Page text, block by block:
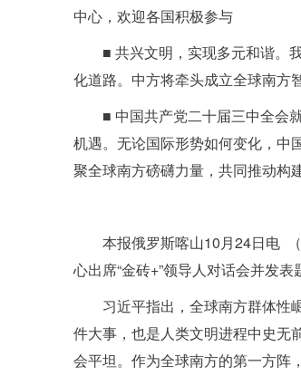
中心，欢迎各国积极参与
■ 共兴文明，实现多元和谐。
化道路。中方将牵头成立全球南方
■ 中国共产党二十届三中全会
机遇。无论国际形势如何变化，中
聚全球南方磅礴力量，共同推动构
本报俄罗斯喀山10月24日电
心出席“金砖+”领导人对话会并发
习近平指出，全球南方群体性
件大事，也是人类文明进程中史无
会平坦。作为全球南方的第一方阵